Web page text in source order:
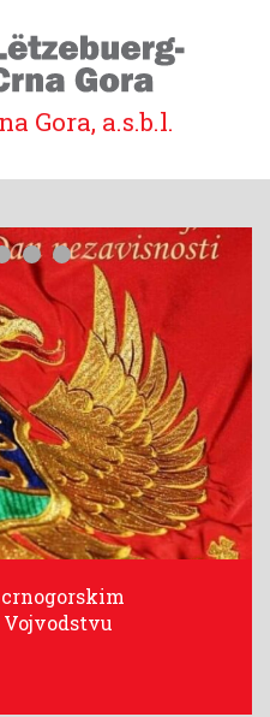
Gora, a.s.b.l.